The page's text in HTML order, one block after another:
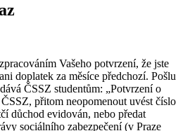
Vašeho potvrzení, že jste
doplatek za měsíce předchozí. Pošlu
ČSSZ studentům: „Potvrzení o
přitom neopomenout uvést číslo
důchod evidován, nebo předat
sociálního zabezpečení (v Praze